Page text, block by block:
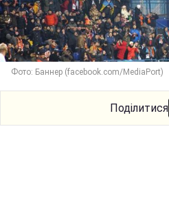
Фото: Баннер (facebook.com/MediaPort)
Поділитися